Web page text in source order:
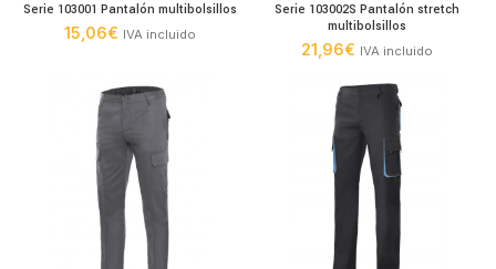
Serie 103001 Pantalón multibolsillos
15,06€ IVA incluido
Serie 103002S Pantalón stretch
multibolsillos
21,96€ IVA incluido